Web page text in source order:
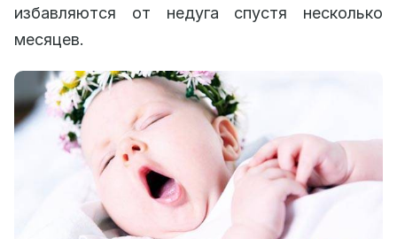
избавляются от недуга спустя несколько
месяцев.